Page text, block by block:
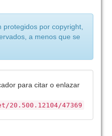
por copyright,
a menos que se
para citar o enlazar
47369